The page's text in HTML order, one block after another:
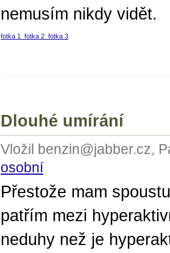
nemusím nikdy vidět.
fotka 1 fotka 2 fotka 3
Dlouhé umírání
Vložil benzin@jabber.cz,
osobní
Přestože mam
patřím mezi
neduhy než je